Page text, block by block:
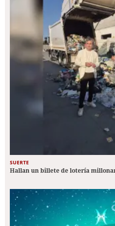
SUERTE
Hallan un billete de lotería